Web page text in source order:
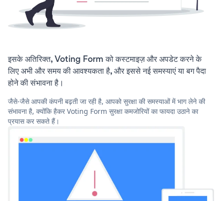
इसके अतिरिक्त, Voting Form को कस्टमाइज़ और अपडेट करने के
लिए अभी और समय की आवश्यकता है, और इससे नई समस्याएं या बग पैदा
होने की संभावना है।
जैसे-जैसे आपकी कंपनी बढ़ती जा रही है, आपको सुरक्षा की समस्याओं में भाग लेने की
संभावना है, क्योंकि हैकर Voting Form सुरक्षा कमजोरियों का फायदा उठाने का
प्रयास कर सकते हैं।